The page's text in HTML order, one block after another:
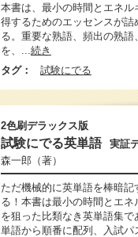
本書は、最小の時間とエネ
得するためのエッセンスが
る。重要な熟語、頻出の熟
を、...続き
タグ： 試験にでる
2色刷デラックス版
試験にでる英単語
実証
森一郎 （著）
ただ機械的に英単語を棒暗
る！本書は最小の時間とエ
を狙った比類なき英単語集
単語から順番に配列、入試